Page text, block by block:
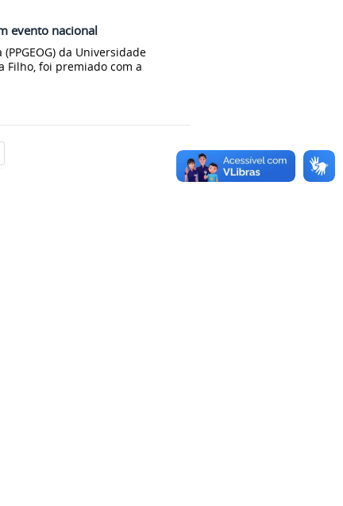
evento nacional
da Universidade
Filho, foi premiado com a